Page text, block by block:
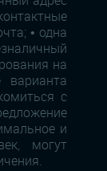
• одна
на
с
и
могут